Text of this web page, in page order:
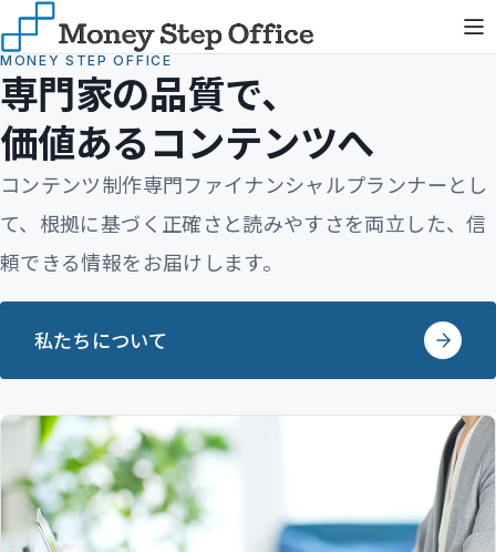
MONEY STEP OFFICE
専門家の品質で、
価値あるコンテンツへ
コンテンツ制作専門ファイナンシャルプランナーとし
て、 根拠に基づく正確さと読みやすさを両立した、信
頼できる情報をお届けします。
私たちについて